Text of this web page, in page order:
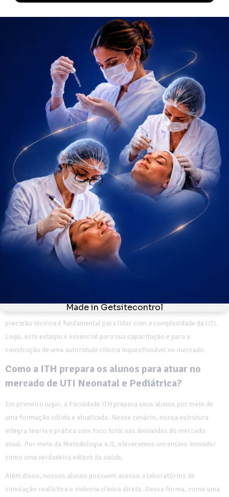
entrega o melhor dos dois mundos para o aluno.
Ademais, a Faculdade ITH proporciona experiências práticas em
hospitais e clínicas de excelência. Dessa forma, você vivencia
situações reais de atendimento, algo crucial para a formação de
profissionais capacitados para a UTI Neonatal e Pediátrica.
Além disso, esse formato garante que você consiga conciliar o
aprendizado com suas responsabilidades profissionais. Portanto, a
Metodologia 4.0 da ITH integra tecnologia educacional e práticas
interativas. Consequentemente, o processo de aprendizagem torna-se
muito mais dinâmico, eficaz e focado no conceito de lifelong learning.
A pós-graduação em UTI Neonatal e Pediátrica
tem estágio supervisionado?
Certamente, aPós-Graduação em UTI Neonatal e Pediátrica – Híbrido
da Faculdade ITH oferece estágios supervisionados como base do
currículo. Nesse contexto, esses estágios ocorrem em hospitais e
clínicas de referência nacional. Dessa maneira, os alunos aplicam o
conhecimento em situações reais de cuidado intensivo neonatal e
orientação contínua durante cada etapa do cuidado. Nesse sentido, a
precisão técnica é fundamental para lidar com a complexidade da UTI.
Logo, este estágio é essencial para sua capacitação e para a
construção de uma autoridade clínica inquestionável no mercado.
Como a ITH prepara os alunos para atuar no
mercado de UTI Neonatal e Pediátrica?
Em primeiro lugar, a Faculdade ITH prepara seus alunos por meio de
uma formação sólida e atualizada. Nesse cenário, nossa estrutura
integra teoria e prática com foco total nas demandas do mercado
atual. Por meio da Metodologia 4.0, oferecemos um ensino inovador
como uma verdadeira edtech da saúde.
Além disso, nossos alunos possuem acesso a laboratórios de
simulação realística e vivência clínica direta. Dessa forma, como uma